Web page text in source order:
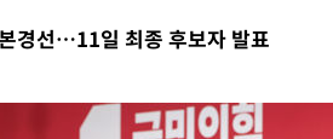
만…'낮 최고 35도' 무더위, 열대야 계속[다음
성접대 논란 사과…쇄신의 기회로 삼겠다"
속…강원동해안 최대 150㎜ 비
경선…11일 최종 후보자 발표